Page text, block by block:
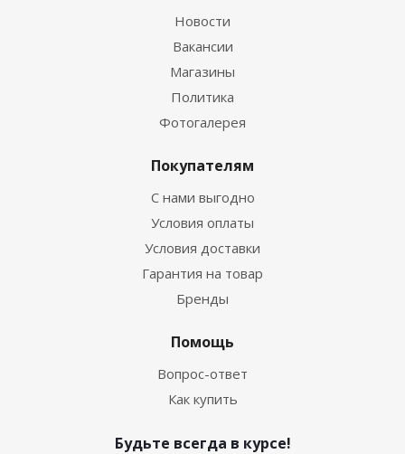
Новости
Вакансии
Магазины
Политика
Фотогалерея
Покупателям
С нами выгодно
Условия оплаты
Условия доставки
Гарантия на товар
Бренды
Помощь
Вопрос-ответ
Как купить
Будьте всегда в курсе!